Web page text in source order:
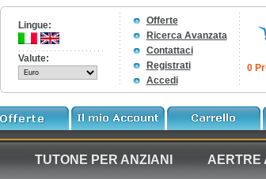
Lingue:
Valute:
Offerte
Ricerca Avanzata
Contattaci
Registrati
Accedi
0
TUTONE PER ANZIANI AERTRE